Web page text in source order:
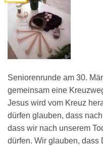
Seniorenrunde am 30.
gemeinsam eine
Jesus wird vom Kreuz
dürfen glauben, dass
dass wir nach unserem
dürfen. Wir glauben,